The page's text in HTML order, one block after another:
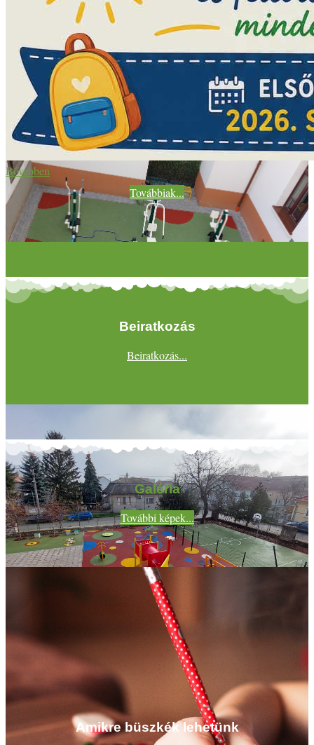
Bővebben
Továbbiak...
Beiratkozás
Beiratkozás...
Galéria
További képek...
Amikre büszkék lehetünk